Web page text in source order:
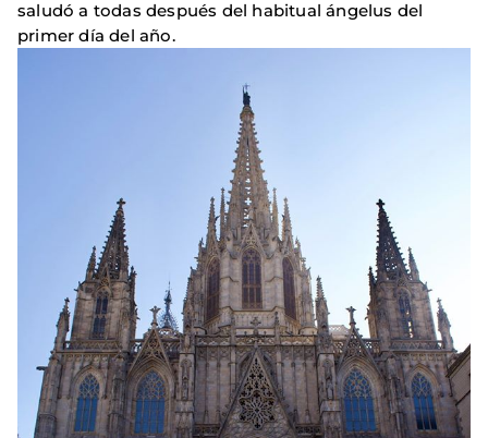
saludó a todas después del habitual ángelus del
primer día del año.